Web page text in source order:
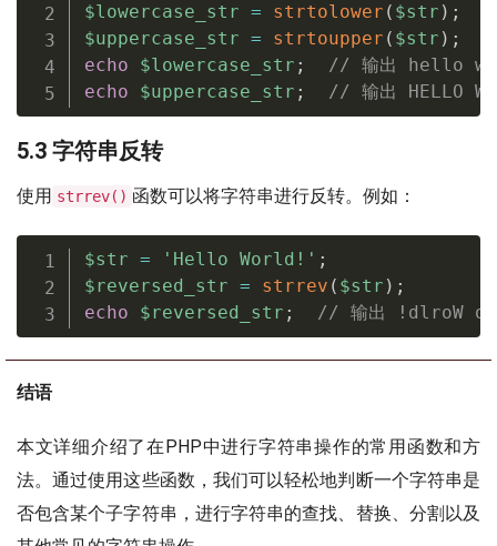
$lowercase_str = strtolower ( $str ) ;
$uppercase_str = strtoupper ( $str ) ;
echo
$lowercase_str ;
// 输出 hello
echo
$uppercase_str ; // 输出 HELLO
5.3 字符串反转
使用 strrev() 函数可以将字符串进行反转。例如：
$str = 'Hello World!' ;
$reversed_str = strrev ( $str ) ;
echo
$reversed_str ; // 输出 !dlroW
结语
本文详细介绍了在PHP中进行字符串操作的常用函数和方
法。通过使用这些函数，我们可以轻松地判断一个字符串是
否包含某个子字符串，进行字符串的查找、替换、分割以及